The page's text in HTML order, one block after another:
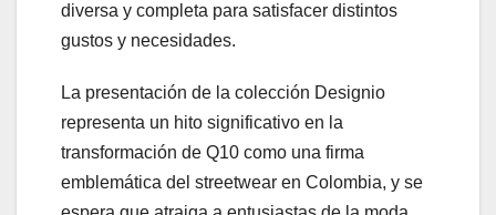
diversa y completa para satisfacer distintos
gustos y necesidades.
La presentación de la colección Designio
representa un hito significativo en la
transformación de Q10 como una firma
emblemática del streetwear en Colombia, y se